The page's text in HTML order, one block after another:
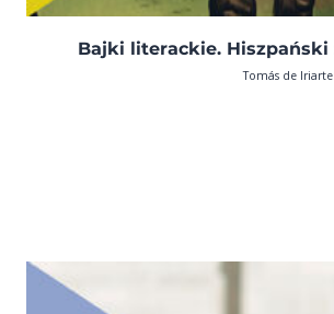
Bajki literackie. Hiszpański
Tomás de Iriarte